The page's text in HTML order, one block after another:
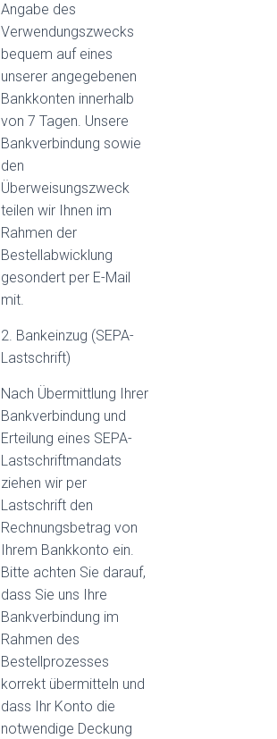
Angabe des
Verwendungszwecks
bequem auf eines
unserer angegebenen
Bankkonten innerhalb
von 7 Tagen. Unsere
Bankverbindung sowie
den
Überweisungszweck
teilen wir Ihnen im
Rahmen der
Bestellabwicklung
gesondert per E-Mail
mit.
2. Bankeinzug (SEPA-
Lastschrift)
Nach Übermittlung Ihrer
Bankverbindung und
Erteilung eines SEPA-
Lastschriftmandats
ziehen wir per
Lastschrift den
Rechnungsbetrag von
Ihrem Bankkonto ein.
Bitte achten Sie darauf,
dass Sie uns Ihre
Bankverbindung im
Rahmen des
Bestellprozesses
korrekt übermitteln und
dass Ihr Konto die
notwendige Deckung